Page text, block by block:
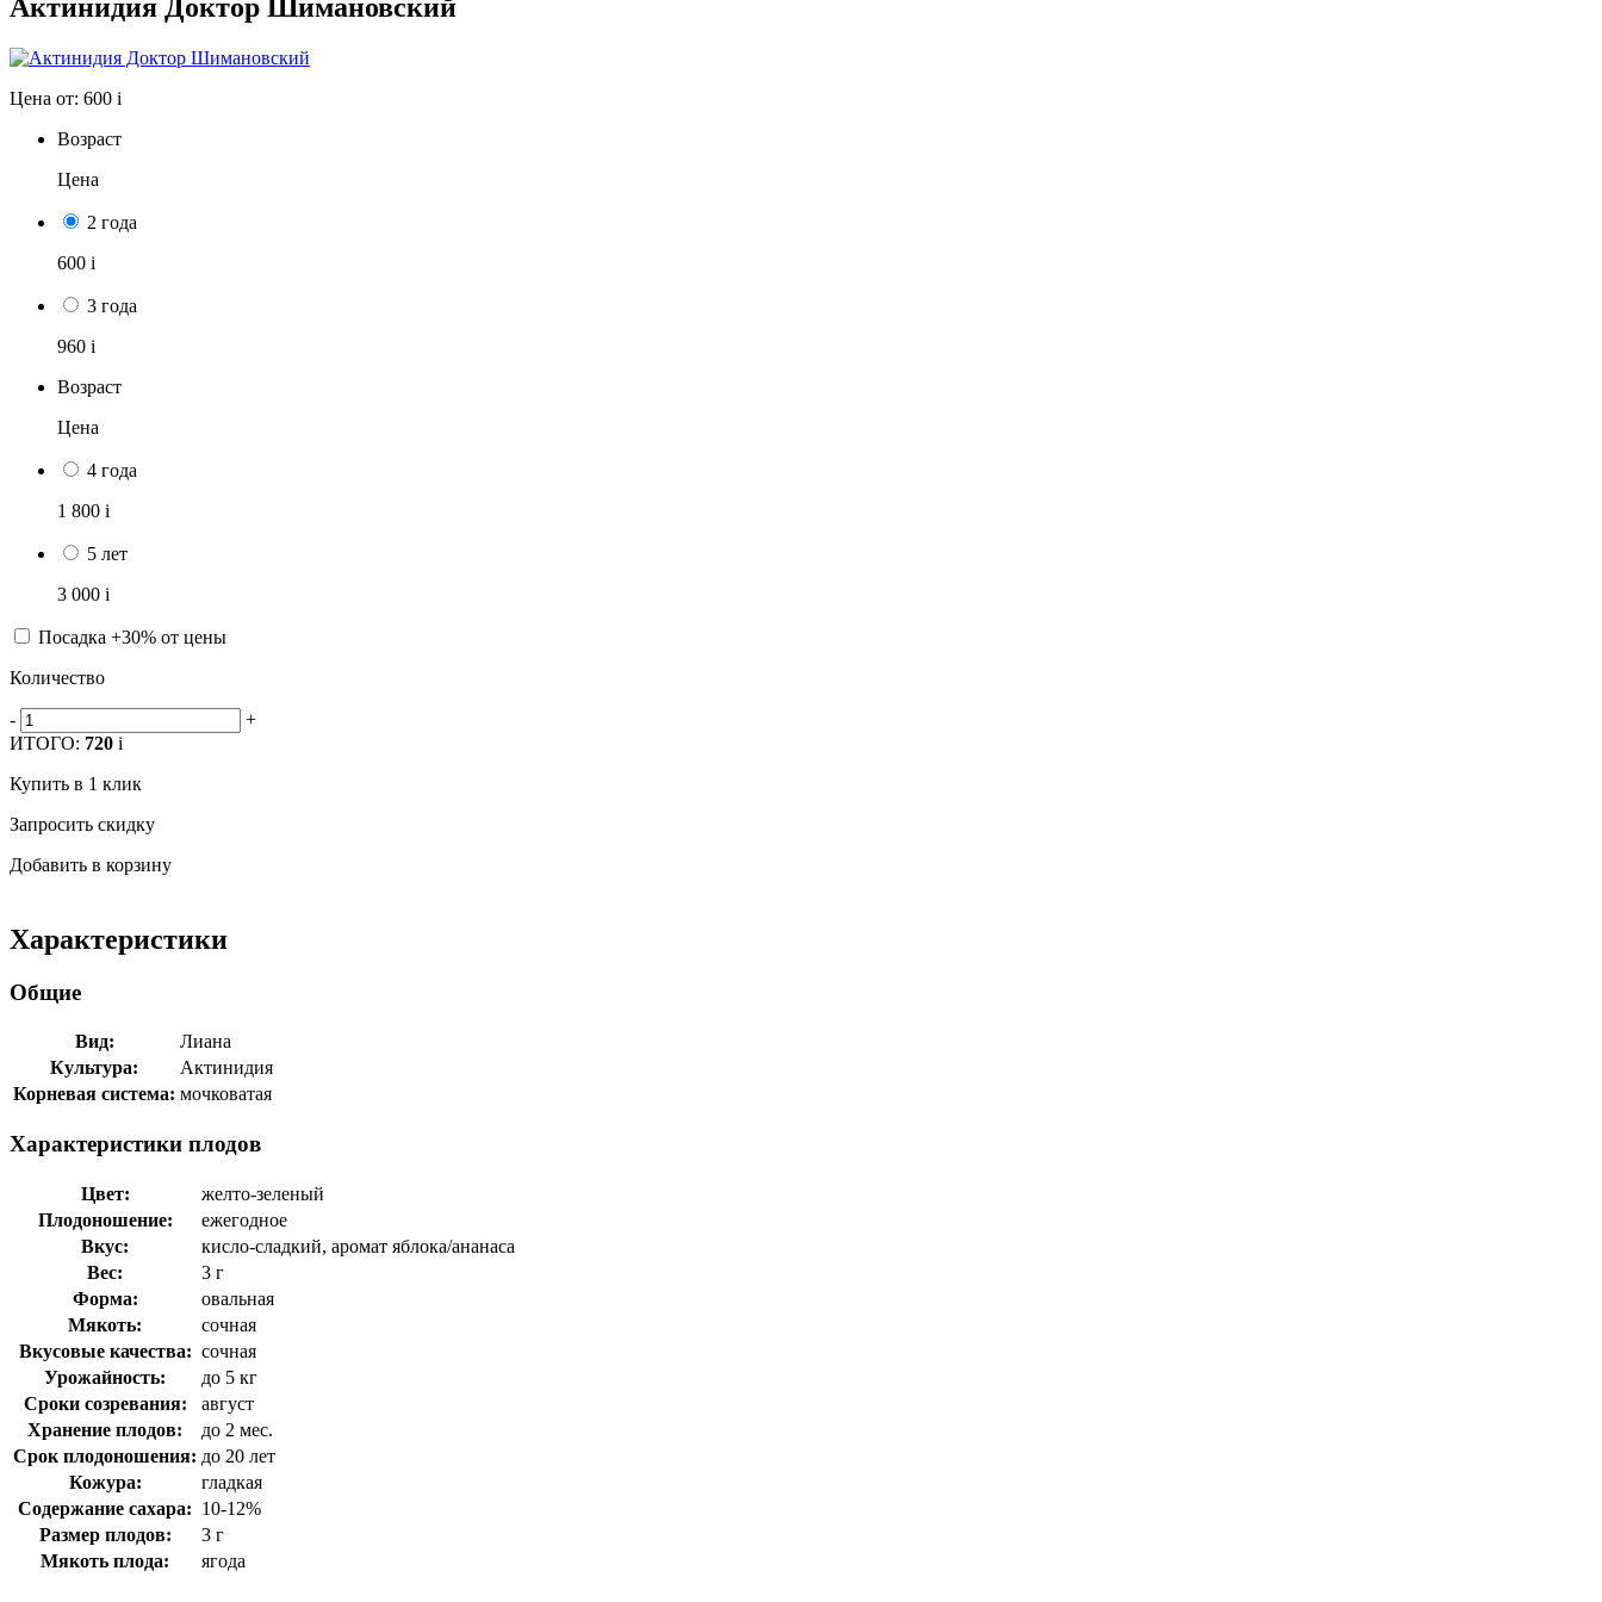
Актинидия Доктор Шимановский
Цена от: 600 i
Возраст
Цена
2 года
600 i
3 года
960 i
Возраст
Цена
4 года
1 800 i
5 лет
3 000 i
Посадка +30% от цены
Количество
-
+
ИТОГО: 720 i
Купить в 1 клик
Запросить скидку
Добавить в корзину
Характеристики
Общие
Вид:
Лиана
Культура:
Актинидия
Корневая система: мочковатая
Характеристики плодов
Цвет:
желто-зеленый
Плодоношение:
ежегодное
Вкус:
кисло-сладкий, аромат яблока/ананаса
Вес:
3 г
Форма:
овальная
Мякоть:
сочная
Вкусовые качества: сочная
Урожайность:
до 5 кг
Сроки созревания:
август
Хранение плодов:
до 2 мес.
Срок плодоношения: до 20 лет
Кожура:
гладкая
Содержание сахара: 10-12%
Размер плодов:
3 г
Мякоть плода:
ягода